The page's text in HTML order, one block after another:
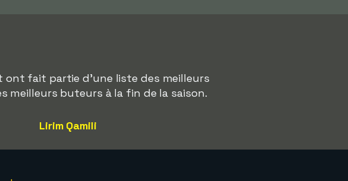
ont fait partie d'une liste des meilleurs
meilleurs buteurs à la fin de la saison.
Lirim Qamili